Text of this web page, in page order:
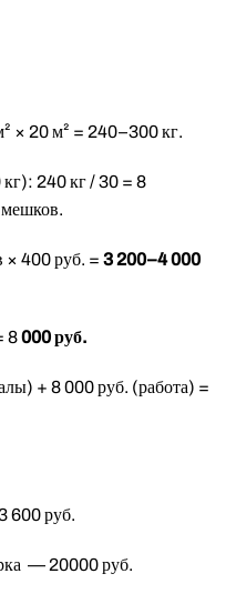
× 20 м² = 240–300 кг.
240 кг / 30 = 8
× 400 руб. = 3 200–4 000
8000 руб.
+ 8 000 руб. (работа) =
600 руб.
— 20000 руб.